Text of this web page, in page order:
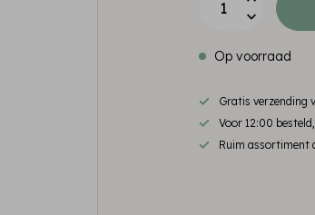
Op voorraad
Gratis
Voor 12:00
Ruim assortiment